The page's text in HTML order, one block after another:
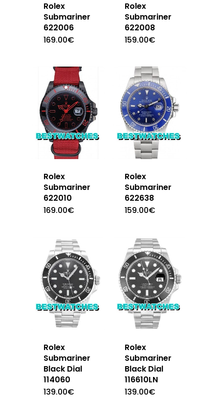
Rolex
Submariner
622006
169.00€
Rolex
Submariner
622008
159.00€
Rolex
Submariner
622010
169.00€
Rolex
Submariner
622638
159.00€
Rolex
Submariner
Black Dial
114060
139.00€
Rolex
Submariner
Black Dial
116610LN
139.00€